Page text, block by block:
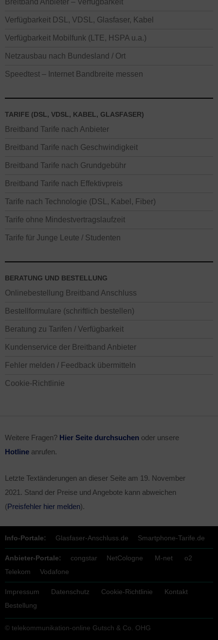
Verfügbarkeit DSL, VDSL, Glasfaser, Kabel
Verfügbarkeit Mobilfunk (LTE, HSPA u.a.)
Netzausbau nach Bundesland / Ort
Speedtest – Internet Bandbreite messen
TARIFE (DSL, VDSL, KABEL, GLASFASER)
Breitband Tarife nach Anbieter
Breitband Tarife nach Geschwindigkeit
Breitband Tarife nach Grundgebühr
Breitband Tarife nach Effektivpreis
Tarife nach Technologie (DSL, Kabel, Fiber)
Tarife ohne Mindestvertragslaufzeit
Tarife für Junge Leute / Studenten
BERATUNG UND BESTELLUNG
Onlinebestellung Breitband Anschluss
Bestellformulare (schriftlich bestellen)
Beratung zu Tarifen / Verfügbarkeit
Kundenservice der Breitband Anbieter
Fehler melden / Feedback übermitteln
Cookie-Richtlinie
Weitere Fragen? Hier Seite durchsuchen oder unsere
Hotline anrufen.
Letzte Textänderungen an dieser Seite am 19. November
2021 . Stand der Preise und Angebote kann abweichen
(Preisfehler hier melden).
Info-Portale: Glasfaser-Anschluss.de Smartphone-Tarife.de
Anbieter-Portale: congstar NetCologne M-net
o2
Telekom
Vodafone
Impressum Datenschutz Cookie-Richtlinie
Kontakt
Bestellung
© telekommunikation-online Gutsch & Co. OHG